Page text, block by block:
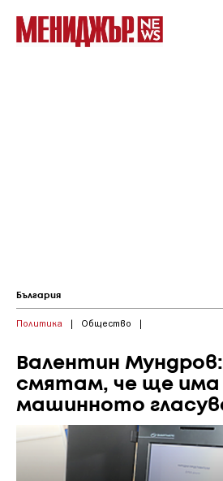
България
Политика | Общество |
Валентин
смятам, че ще има
машинното